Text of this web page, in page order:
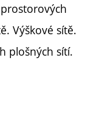
Výškové sítě.
plošných sítí.